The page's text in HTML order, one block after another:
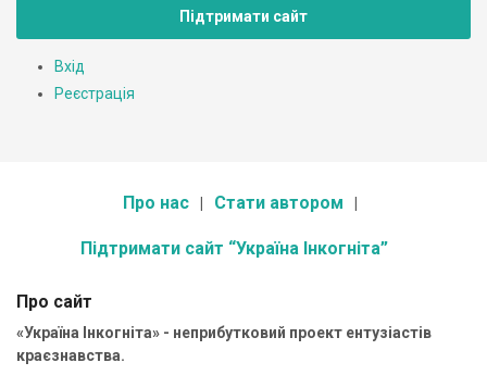
Підтримати сайт
Вхід
Реєстрація
Про нас Стати автором
Підтримати сайт “Україна Інкогніта”
Про сайт
«Україна Інкогніта» - неприбутковий проект ентузіастів
краєзнавства.